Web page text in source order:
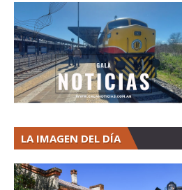
LA IMAGEN DEL DÍA